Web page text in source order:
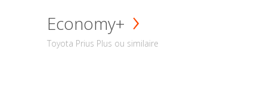
Economy+
Toyota Prius Plus ou similaire